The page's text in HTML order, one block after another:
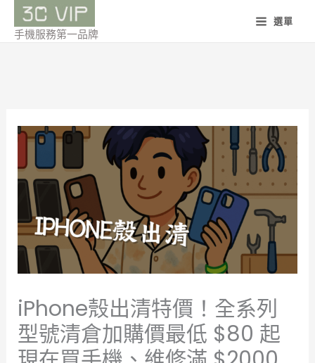
手機服務第一品牌
選單
iPhone殼出清特價！全系列
型號清倉加購價最低 $80 起